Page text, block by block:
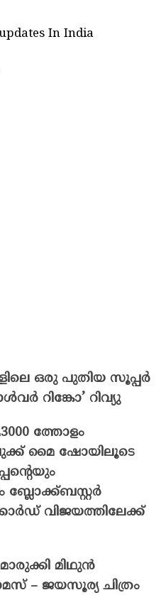
In India
ഒരു പുതിയ സൂപ്പർ
റിങ്കോ’ റിവ്യു
ത്തോളം
മൈ ഷോയിലൂടെ
ബ്ലോക്ക്ബസ്റ്റർ
വിജയത്തിലേക്ക്
മിഥുൻ
– ജയസൂര്യ ചിത്രം